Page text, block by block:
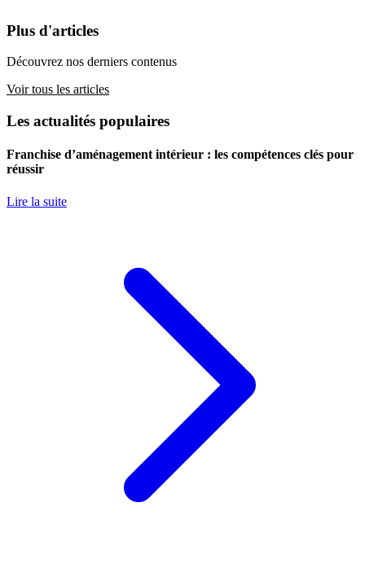
Plus d'articles
Découvrez nos derniers contenus
Voir tous les articles
Les actualités populaires
Franchise d’aménagement intérieur : les compétences clés pour
réussir
Lire la suite